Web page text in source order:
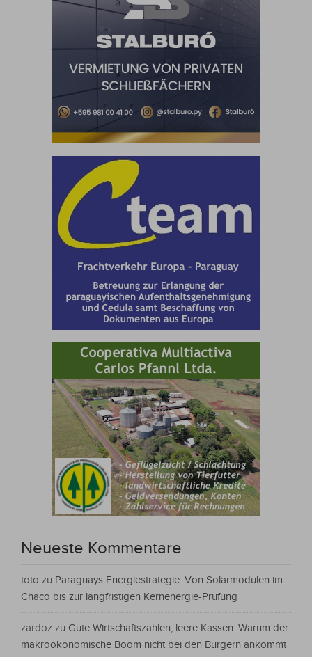
Neueste Kommentare
toto zu Paraguays Energiestrategie: Von Solarmodulen im
Chaco bis zur langfristigen Kernenergie-Prüfung
zardoz zu Gute Wirtschaftszahlen, leere Kassen: Warum der
makroökonomische Boom nicht bei den Bürgern ankommt